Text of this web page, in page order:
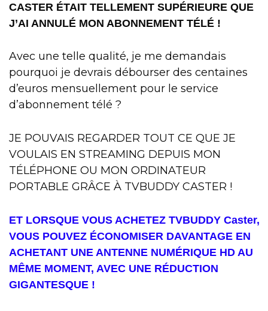
CASTER ÉTAIT TELLEMENT SUPÉRIEURE QUE
J’AI ANNULÉ MON ABONNEMENT TÉLÉ !
Avec une telle qualité, je me demandais
pourquoi je devrais débourser des centaines
d’euros mensuellement pour le service
d’abonnement télé ?
JE POUVAIS REGARDER TOUT CE QUE JE
VOULAIS EN STREAMING DEPUIS MON
TÉLÉPHONE OU MON ORDINATEUR
PORTABLE GRÂCE À TVBUDDY CASTER !
ET LORSQUE VOUS ACHETEZ TVBUDDY Caster,
VOUS POUVEZ ÉCONOMISER DAVANTAGE EN
ACHETANT UNE ANTENNE NUMÉRIQUE HD AU
MÊME MOMENT, AVEC UNE RÉDUCTION
GIGANTESQUE !